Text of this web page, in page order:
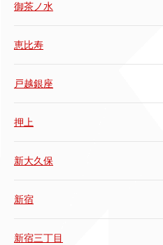
御茶ノ水
恵比寿
戸越銀座
押上
新大久保
新宿
新宿三丁目